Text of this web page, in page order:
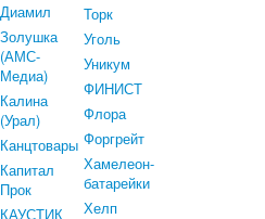
Диамил
Золушка
(АМС-
Медиа)
Калина
(Урал)
Канцтовары
Капитал
Прок
КАУСТИК
Торк
Уголь
Уникум
ФИНИСТ
Флора
Форгрейт
Хамелеон-
батарейки
Хелп